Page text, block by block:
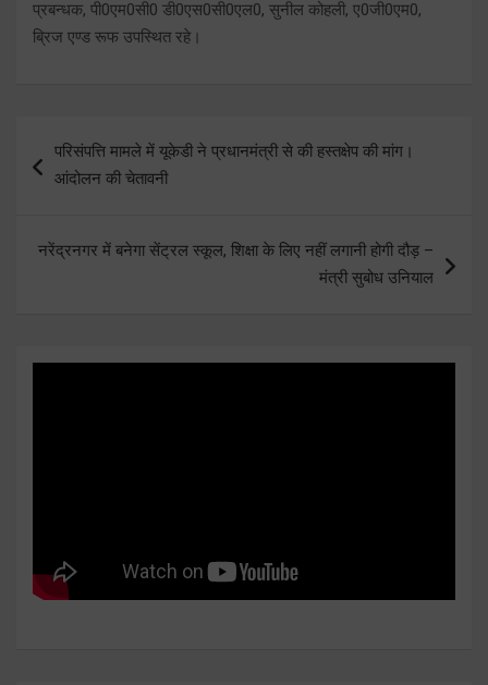
प्रबन्धक, पी0एम0सी0 डी0एस0सी0एल0, सुनील कोहली, ए0जी0एम0,
ब्रिज एण्ड रूफ उपस्थित रहे।
navigation
परिसंपत्ति मामले में यूकेडी ने प्रधानमंत्री से की हस्तक्षेप की मांग।
आंदोलन की चेतावनी
नरेंद्रनगर में बनेगा सेंट्रल स्कूल, शिक्षा के लिए नहीं लगानी होगी दौड़ –
मंत्री सुबोध उनियाल